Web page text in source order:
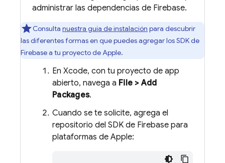
administrar las dependencias de Firebase.
Consulta nuestra guía de instalación para descubrir
las diferentes formas en que puedes agregar los SDK de
Firebase a tu proyecto de Apple.
En Xcode, con tu proyecto de app
abierto, navega a File > Add
Packages.
Cuando se te solicite, agrega el
repositorio del SDK de Firebase para
plataformas de Apple: